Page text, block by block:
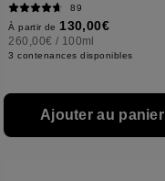
89
À partir de 130,00€
260,00€ / 100ml
3 contenances disponibles
Ajouter au panier